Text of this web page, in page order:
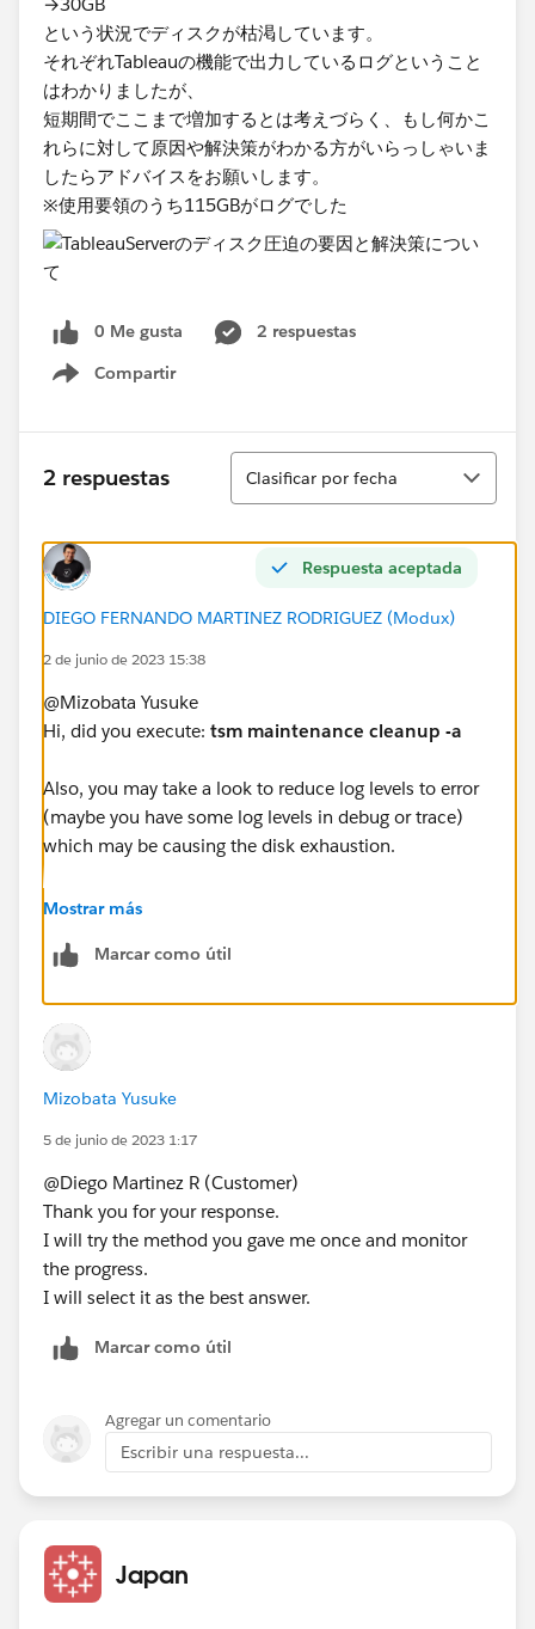
という状況でディスクが枯渇しています。
それぞれTableauの機能で出力しているログということ
はわかりましたが、
短期間でここまで増加するとは考えづらく、もし何かこ
れらに対して原因や解決策がわかる方がいらっしゃいま
したら​アドバイスをお願いします。
※使用要領のうち​115GBがログでした
0 Me gusta
2 respuestas
Compartir
Show menu
2 respuestas
Ordenar
Clasificar por fecha
Respuesta aceptada
DIEGO FERNANDO MARTINEZ RODRIGUEZ (Modux)
2 de junio de 2023 15:38
@Mizobata Yusuke​
Hi, did you execute: tsm maintenance cleanup -a
Also, you may take a look to reduce log levels to error
(maybe you have some log levels in debug or trace)
which may be causing the disk exhaustion.
If this post resolves the question, would you be so
the same answer/resolution and help community keep
Regards,
Diego Martinez
Tableau Visionary and Forums Ambassador
Mostrar más
Marcar como útil
Mizobata Yusuke
5 de junio de 2023 1:17
@Diego Martinez R (Customer)
Thank you for your response.
I will try the method you gave me once and monitor
the progress.
I will select it as the best answer.
Marcar como útil
Agregar un comentario
Escribir una respuesta...
Japan